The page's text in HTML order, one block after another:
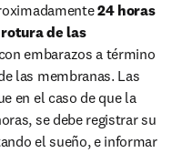
24 horas
de las
embarazos a término
las membranas. Las
en el caso de que la
se debe registrar su
el sueño, e informar